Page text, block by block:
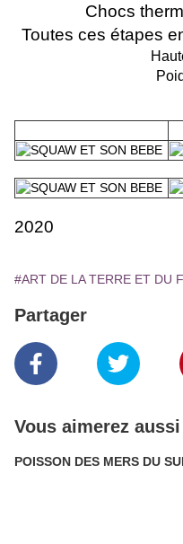
Chocs
Toutes ces étapes
2020
#ART DE LA TERRE ET DU
Partager
Vous aimerez aussi
POISSON DES MERS DU